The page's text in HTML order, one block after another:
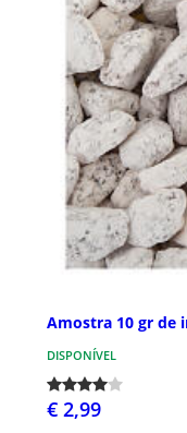
Amostra 10 gr de
DISPONÍVEL
€ 2,99